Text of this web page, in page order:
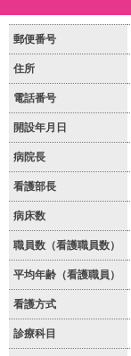
郵便番号
住所
電話番号
開設年月日
病院長
看護部長
病床数
職員数（看護職員数）
平均年齢（看護職員）
看護方式
診療科目